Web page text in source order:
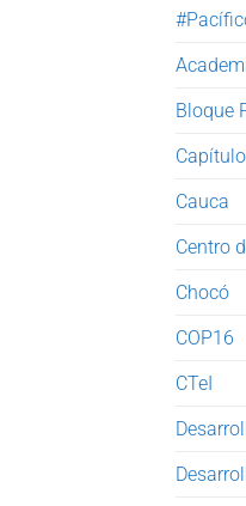
Bloque
Cauca
Centro
Chocó
COP16
CTeI